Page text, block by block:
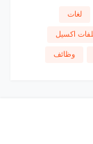
لغات
اكسيل
وظائف